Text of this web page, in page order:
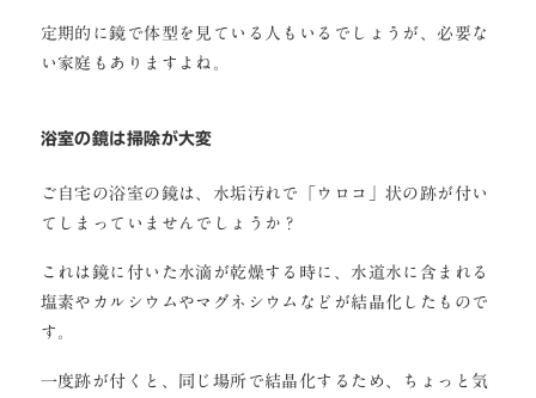
定期的に鏡で体型を見ている人もいるでしょうが、必要な
い家庭もありますよね。
浴室の鏡は掃除が大変
ご自宅の浴室の鏡は、水垢汚れで「ウロコ」状の跡が付い
てしまっていませんでしょうか？
これは鏡に付いた水滴が乾燥する時に、水道水に含まれる
塩素やカルシウムやマグネシウムなどが結晶化したもので
す。
一度跡が付くと、同じ場所で結晶化するため、ちょっと気